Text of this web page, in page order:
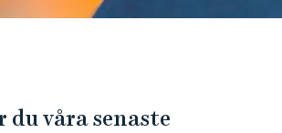
våra senaste